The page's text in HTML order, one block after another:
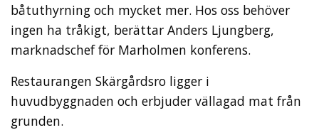
båtuthyrning och mycket mer. Hos oss behöver
ingen ha tråkigt, berättar Anders Ljungberg,
marknadschef för Marholmen konferens.
Restaurangen Skärgårdsro ligger i
huvudbyggnaden och erbjuder vällagad mat från
grunden.